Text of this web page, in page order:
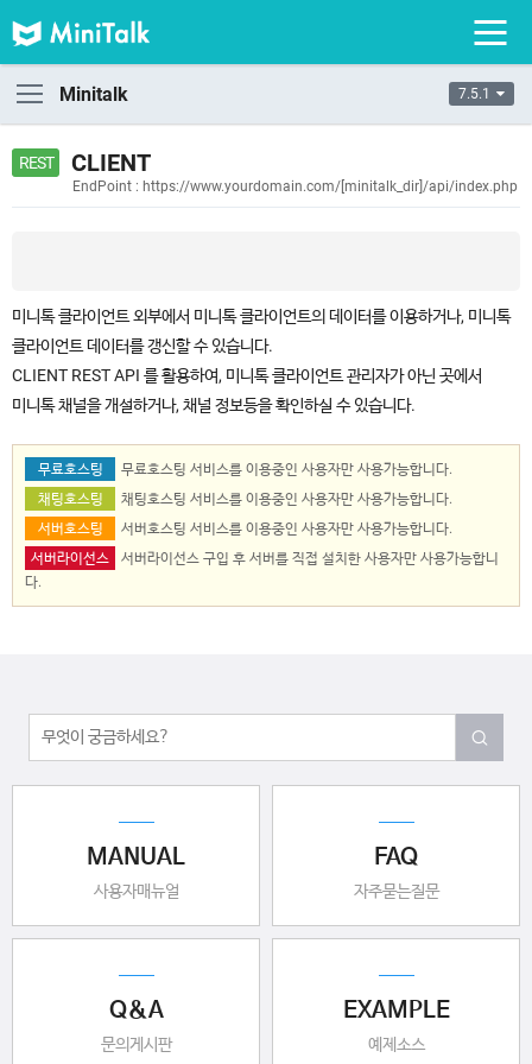
Minitalk 7.5.1
CLIENT
EndPoint : https://www.yourdomain.com/[minitalk_dir]/api/index.php
미니톡 클라이언트 외부에서 미니톡 클라이언트의 데이터를 이용하거나, 미니톡
클라이언트 데이터를 갱신할 수 있습니다.
CLIENT REST API 를 활용하여, 미니톡 클라이언트 관리자가 아닌 곳에서
미니톡 채널을 개설하거나, 채널 정보등을 확인하실 수 있습니다.
무료호스팅
무료호스팅 서비스를 이용중인 사용자만 사용가능합니다.
채팅호스팅
채팅호스팅 서비스를 이용중인 사용자만 사용가능합니다.
서버호스팅
서버호스팅 서비스를 이용중인 사용자만 사용가능합니다.
서버라이선스
서버라이선스 구입 후 서버를 직접 설치한 사용자만 사용가능합니
다.
MANUAL
사용자매뉴얼
FAQ
자주묻는질문
Q&A
문의게시판
EXAMPLE
예제소스